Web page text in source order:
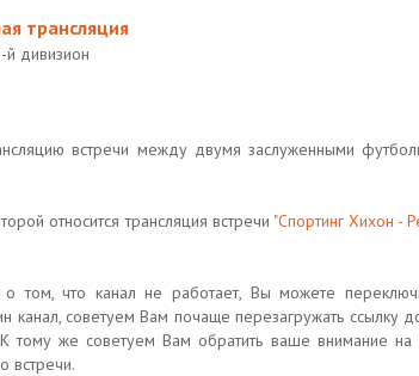
трансляция
й дивизион
встречи между двумя заслуженными
относится трансляция встречи "Спортинг Хихон -
том, что канал не работает, Вы можете
канал, советуем Вам почаще перезагружать
тому же советуем Вам обратить ваше внимание
встречи.